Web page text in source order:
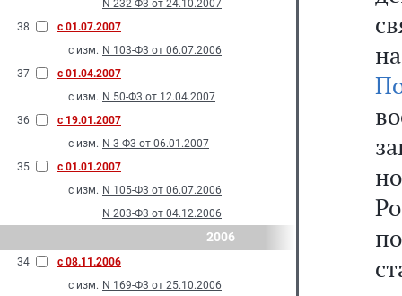
N 232-Ф3 от 24.10.2007
38
с 01.07.2007
с изм. N 103-Ф3 от 06.07.2006
37
с 01.04.2007
с изм. N 50-Ф3 от 12.04.2007
36
с 19.01.2007
с изм. N 3-Ф3 от 06.01.2007
35
с 01.01.2007
с изм. N 105-Ф3 от 06.07.2006
N 203-Ф3 от 04.12.2006
2006
34
с 08.11.2006
с изм. N 169-Ф3 от 25.10.2006